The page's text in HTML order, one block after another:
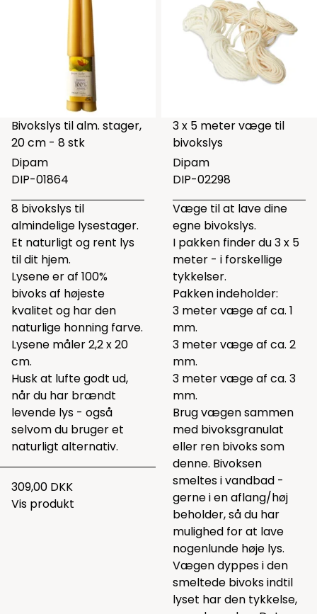
Bivokslys til alm. stager,
20 cm - 8 stk
Dipam
DIP-01864
8 bivokslys til
almindelige lysestager.
Et naturligt og rent lys
til dit hjem.
Lysene er af 100%
bivoks af højeste
kvalitet og har den
naturlige honning farve.
Lysene måler 2,2 x 20
cm.
Husk at lufte godt ud,
når du har brændt
levende lys - også
selvom du bruger et
naturligt alternativ.
309,00 DKK
Vis produkt
3 x 5 meter væge til
bivokslys
Dipam
DIP-02298
Væge til at lave dine
egne bivokslys.
I pakken finder du 3 x 5
meter - i forskellige
tykkelser.
Pakken indeholder:
3 meter væge af ca. 1
mm.
3 meter væge af ca. 2
mm.
3 meter væge af ca. 3
mm.
Brug vægen sammen
med bivoksgranulat
eller ren bivoks som
denne. Bivoksen
smeltes i vandbad -
gerne i en aflang/høj
beholder, så du har
mulighed for at lave
nogenlunde høje lys.
Vægen dyppes i den
smeltede bivoks indtil
lyset har den tykkelse,